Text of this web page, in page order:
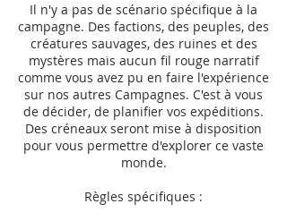
Il n'y a pas de scénario spécifique à la
campagne. Des factions, des peuples, des
créatures sauvages, des ruines et des
mystères mais aucun fil rouge narratif
comme vous avez pu en faire l'expérience
sur nos autres Campagnes. C'est à vous
de décider, de planifier vos expéditions.
Des créneaux seront mise à disposition
pour vous permettre d'explorer ce vaste
monde.
Règles spécifiques :